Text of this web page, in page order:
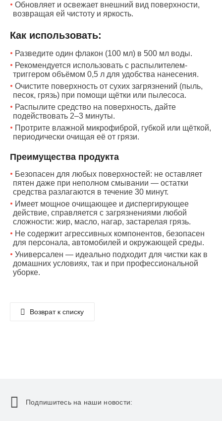
Обновляет и освежает внешний вид поверхности,
возвращая ей чистоту и яркость.
Как использовать:
Разведите один флакон (100 мл) в 500 мл воды.
Рекомендуется использовать с распылителем-
триггером объёмом 0,5 л для удобства нанесения.
Очистите поверхность от сухих загрязнений (пыль,
песок, грязь) при помощи щётки или пылесоса.
Распылите средство на поверхность, дайте
подействовать 2–3 минуты.
Протрите влажной микрофиброй, губкой или щёткой,
периодически очищая её от грязи.
Преимущества продукта
Безопасен для любых поверхностей: не оставляет
пятен даже при неполном смывании — остатки
средства разлагаются в течение 30 минут.
Имеет мощное очищающее и диспергирующее
действие, справляется с загрязнениями любой
сложности: жир, масло, нагар, застарелая грязь.
Не содержит агрессивных компонентов, безопасен
для персонала, автомобилей и окружающей среды.
Универсален — идеально подходит для чистки как в
домашних условиях, так и при профессиональной
уборке.
Возврат к списку
Подпишитесь на наши новости: